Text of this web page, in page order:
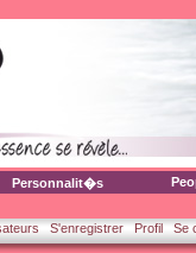
Personnalit�s
S'enregistrer Profil Se